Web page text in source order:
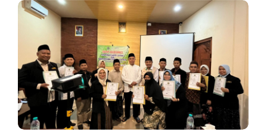
No Comments